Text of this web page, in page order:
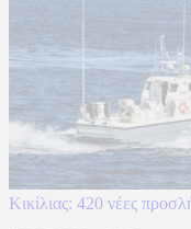
Κικίλιας: 420 νέες